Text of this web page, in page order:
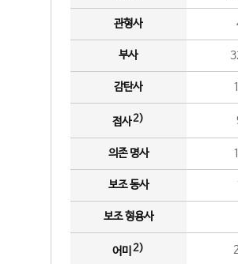
관형사
부사
감탄사
접사2)
의존 명사
보조 동사
보조 형용사
어미 2)